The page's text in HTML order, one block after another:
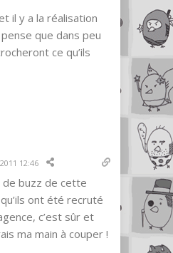
il y a la réalisation
que dans peu
ce qu’ils
12:46
buzz de cette
ont été recruté
c’est sûr et
ma main à couper !